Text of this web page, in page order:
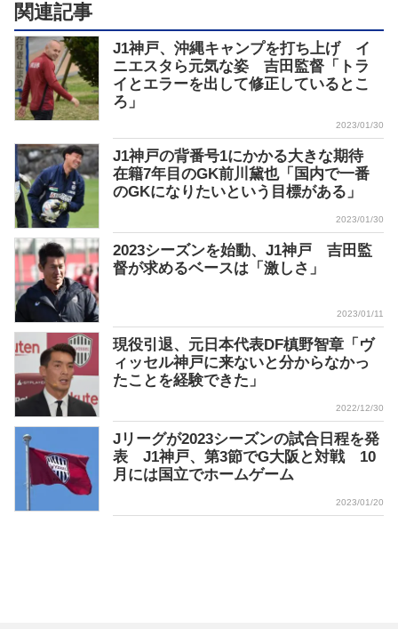
関連記事
J1神戸、沖縄キャンプを打ち上げ イ
ニエスタら元気な姿 吉田監督「トラ
イとエラーを出して修正しているとこ
ろ」
2023/01/30
J1神戸の背番号1にかかる大きな期待
在籍7年目のGK前川黛也「国内で一番
のGKになりたいという目標がある」
2023/01/30
2023シーズンを始動、J1神戸 吉田監
督が求めるベースは「激しさ」
2023/01/11
現役引退、元日本代表DF槙野智章「ヴ
ィッセル神戸に来ないと分からなかっ
たことを経験できた」
2022/12/30
Jリーグが2023シーズンの試合日程を発
表 J1神戸、第3節でG大阪と対戦 10
月には国立でホームゲーム
2023/01/20